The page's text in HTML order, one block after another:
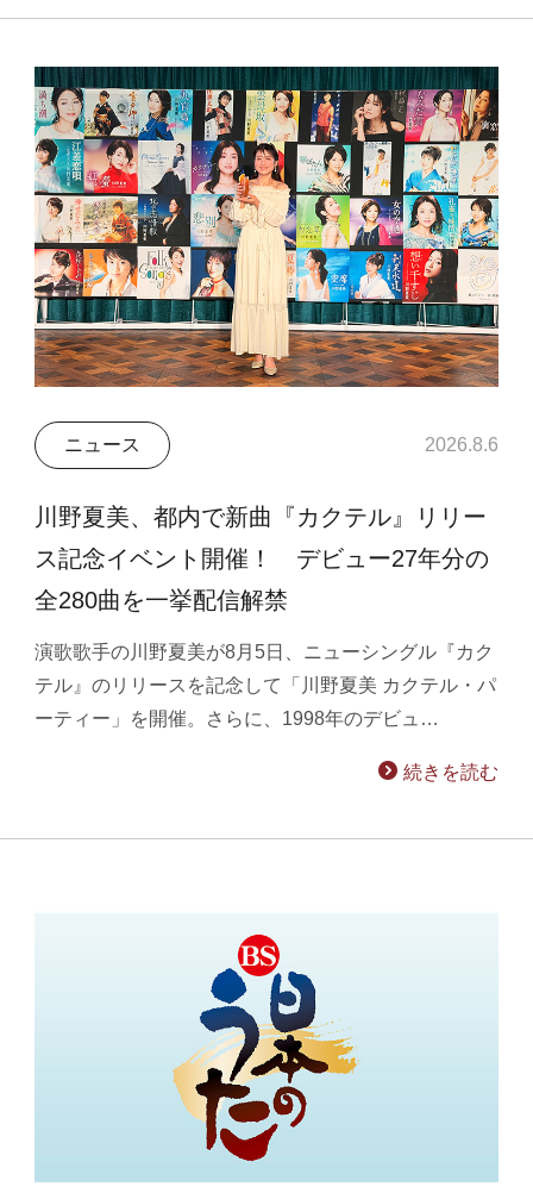
ニュース 2026.8.6
川野夏美、都内で新曲『カクテル』リリー
ス記念イベント開催！ デビュー27年分の
全280曲を一挙配信解禁
演歌歌手の川野夏美が8月5日、ニューシングル『カク
テル』のリリースを記念して「川野夏美 カクテル・パ
ーティー」を開催。さらに、1998年のデビュ…
続きを読む